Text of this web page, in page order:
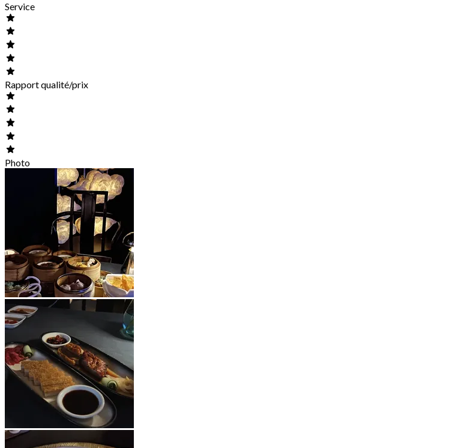
Service
Rapport qualité/prix
Photo